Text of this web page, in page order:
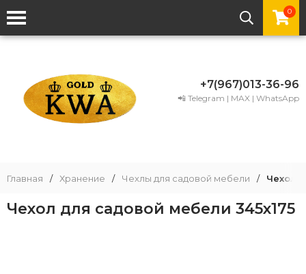
0
+7(967)013-36-96
📲 Telegram | MAX | WhatsApp
Главная / Хранение / Чехлы для садовой мебели / Чехол
Чехол для садовой мебели 345х175